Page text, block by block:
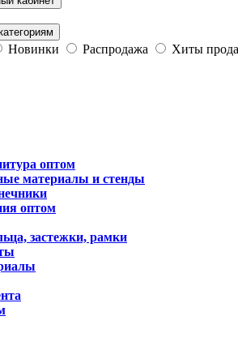
Новинки Распродажа
Хиты
оптом
материалы и стенды
оптом
застежки, рамки